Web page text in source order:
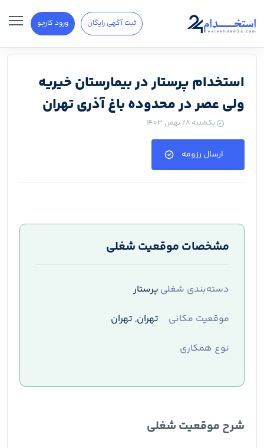
ثبت آگهی رایگان ورود کارجو
استخدام پرستار در بیمارستان خیریه
ولی عصر در محدوده باغ آذری تهران
یکشنبه ۲۸ بهمن ۱۴۰۳
ارسال رزومه
مشخصات موقعیت شغلی
دسته‌بندی شغلی پرستار
موقعیت مکانی
تهران, تهران
نوع همکاری
شرح موقعیت شغلی